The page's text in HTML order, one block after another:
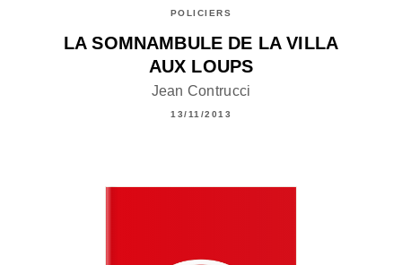
POLICIERS
LA SOMNAMBULE DE LA VILLA
AUX LOUPS
Jean Contrucci
13/11/2013